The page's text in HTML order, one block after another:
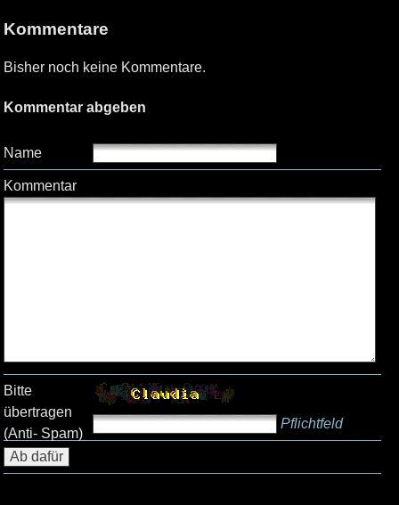
Kommentare
Bisher noch keine Kommentare.
Kommentar abgeben
Name
Kommentar
Bitte
übertragen
(Anti- Spam)
Pflichtfeld